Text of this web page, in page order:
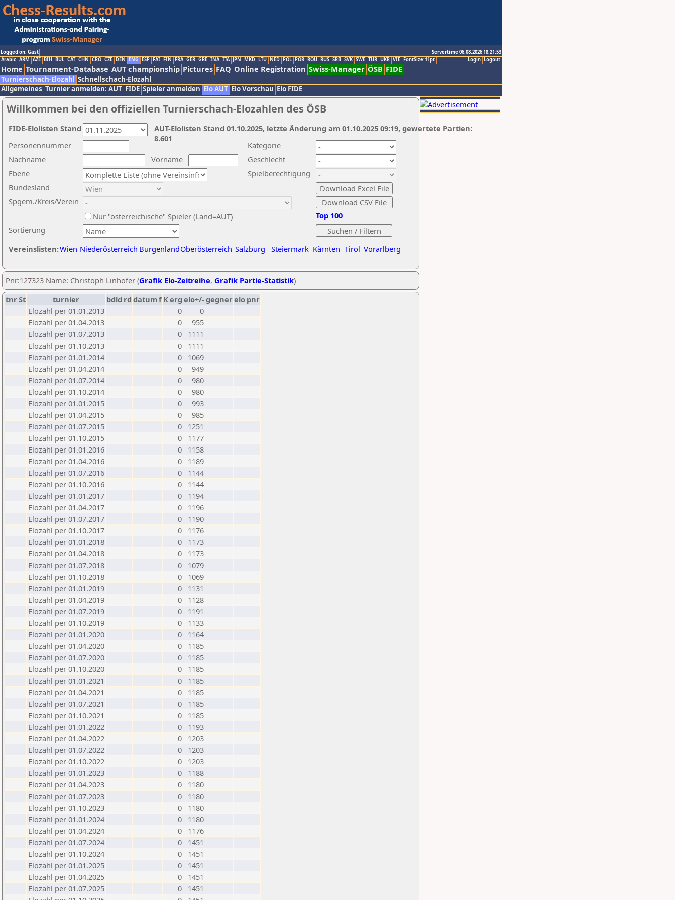
Logged on: Gast
Servertime 06.08.2026 18:21:53
Logout
Login
Arabic ARM AZE BIH BUL CAT CHN CRO CZE DEN ENG ESP FAI FIN FRA GER GRE INA ITA JPN MKD LTU NED POL POR ROU RUS SRB SVK SWE TUR UKR VIE FontSize:11pt
Home Tournament-Database AUT championship Pictures FAQ Online Registration Swiss-Manager ÖSB FIDE
Turnierschach-Elozahl Schnellschach-Elozahl
Allgemeines Turnier anmelden: AUT FIDE Spieler anmelden Elo AUT Elo Vorschau Elo FIDE
Willkommen bei den offiziellen Turnierschach-Elozahlen des ÖSB
Nachname
Vorname
Ebene
Kategorie
Sortierung
Personennummer
Bundesland
Spgem./Kreis/Verein
Geschlecht
Nur "österreichische" Spieler (Land=AUT)
Spielberechtigung
Vereinslisten:Wien Niederösterreich BurgenlandOberösterreich Salzburg Steiermark Kärnten Tirol Vorarlberg
Top 100
AUT-Elolisten Stand 01.10.2025, letzte Änderung am 01.10.2025 09:19, gewertete Partien:
8.601
FIDE-Elolisten Stand
Pnr:127323 Name: Christoph Linhofer (Grafik Elo-Zeitreihe, Grafik Partie-Statistik)
tnrSt turnier bdld rd datumf Kerg elo+/-gegnerelo pnr
Elozahl per 01.01.2013
0
0
Elozahl per 01.04.2013
0
955
Elozahl per 01.07.2013
0
1111
Elozahl per 01.10.2013
0
1111
Elozahl per 01.01.2014
0
1069
Elozahl per 01.04.2014
0
949
Elozahl per 01.07.2014
0
980
Elozahl per 01.10.2014
0
980
Elozahl per 01.01.2015
0
993
Elozahl per 01.04.2015
0
985
Elozahl per 01.07.2015
0
1251
Elozahl per 01.10.2015
0
1177
Elozahl per 01.01.2016
0
1158
Elozahl per 01.04.2016
0
1189
Elozahl per 01.07.2016
0
1144
Elozahl per 01.10.2016
0
1144
Elozahl per 01.01.2017
0
1194
Elozahl per 01.04.2017
0
1196
Elozahl per 01.07.2017
0
1190
Elozahl per 01.10.2017
0
1176
Elozahl per 01.01.2018
0
1173
Elozahl per 01.04.2018
0
1173
Elozahl per 01.07.2018
0
1079
Elozahl per 01.10.2018
0
1069
Elozahl per 01.01.2019
0
1131
Elozahl per 01.04.2019
0
1128
Elozahl per 01.07.2019
0
1191
Elozahl per 01.10.2019
0
1133
Elozahl per 01.01.2020
0
1164
Elozahl per 01.04.2020
0
1185
Elozahl per 01.07.2020
0
1185
Elozahl per 01.10.2020
0
1185
Elozahl per 01.01.2021
0
1185
Elozahl per 01.04.2021
0
1185
Elozahl per 01.07.2021
0
1185
Elozahl per 01.10.2021
0
1185
Elozahl per 01.01.2022
0
1193
Elozahl per 01.04.2022
0
1203
Elozahl per 01.07.2022
0
1203
Elozahl per 01.10.2022
0
1203
Elozahl per 01.01.2023
0
1188
Elozahl per 01.04.2023
0
1180
Elozahl per 01.07.2023
0
1180
Elozahl per 01.10.2023
0
1180
Elozahl per 01.01.2024
0
1180
Elozahl per 01.04.2024
0
1176
Elozahl per 01.07.2024
0
1451
Elozahl per 01.10.2024
0
1451
Elozahl per 01.01.2025
0
1451
Elozahl per 01.04.2025
0
1451
Elozahl per 01.07.2025
0
1451